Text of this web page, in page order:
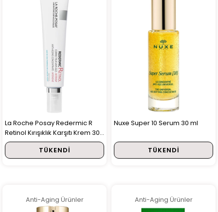
La Roche Posay Redermic R
Retinol Kırışıklık Karşıtı Krem 30
ml
TÜKENDI
Nuxe Super 10 Serum 30 ml
TÜKENDI
Anti-Aging Ürünler Anti-Aging Ürünler